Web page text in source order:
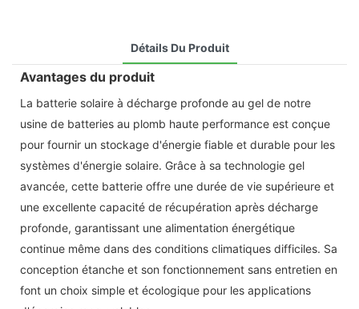
Détails Du Produit
Avantages du produit
La batterie solaire à décharge profonde au gel de notre
usine de batteries au plomb haute performance est conçue
pour fournir un stockage d'énergie fiable et durable pour les
systèmes d'énergie solaire. Grâce à sa technologie gel
avancée, cette batterie offre une durée de vie supérieure et
une excellente capacité de récupération après décharge
profonde, garantissant une alimentation énergétique
continue même dans des conditions climatiques difficiles. Sa
conception étanche et son fonctionnement sans entretien en
font un choix simple et écologique pour les applications